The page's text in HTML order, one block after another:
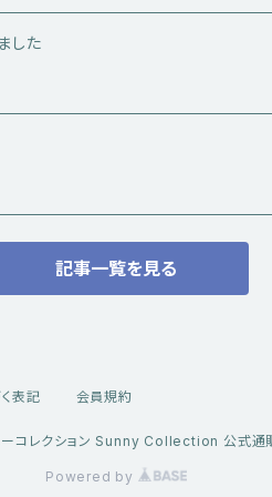
した
記事一覧を見る
表記 会員規約
コレクション Sunny Collection 公式通
Powered by